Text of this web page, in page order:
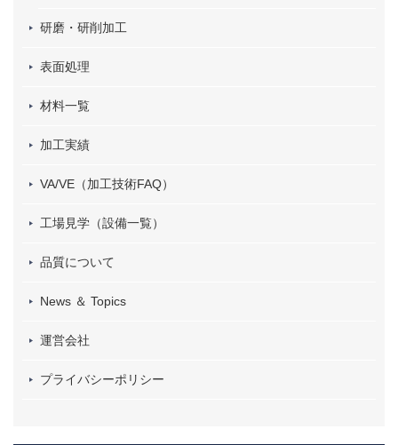
研磨・研削加工
表面処理
材料一覧
加工実績
VA/VE（加工技術FAQ）
工場見学（設備一覧）
品質について
News ＆ Topics
運営会社
プライバシーポリシー